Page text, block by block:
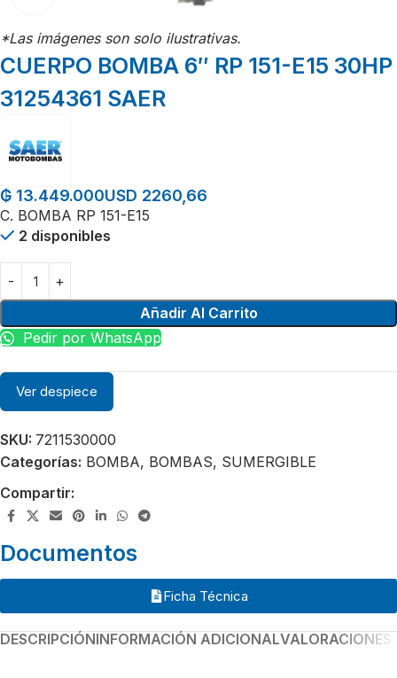
*Las imágenes son solo ilustrativas.
CUERPO BOMBA 6″ RP 151-E15 30HP
31254361 SAER
₲ 13.449.000USD 2260,66
C. BOMBA RP 151-E15
2 disponibles
Añadir Al Carrito
Pedir por WhatsApp
Ver despiece
SKU: 7211530000
Categorías: BOMBA, BOMBAS, SUMERGIBLE
Compartir:
Documentos
Ficha Técnica
DESCRIPCIÓNINFORMACIÓN ADICIONAL